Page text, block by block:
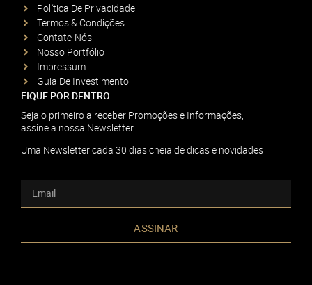
Política De Privacidade
Termos & Condições
Contate-Nós
Nosso Portfólio
Impressum
Guia De Investimento
FIQUE POR DENTRO
Seja o primeiro a receber Promoções e Informações,
assine a nossa Newsletter.
Uma Newsletter cada 30 dias cheia de dicas e novidades
ASSINAR